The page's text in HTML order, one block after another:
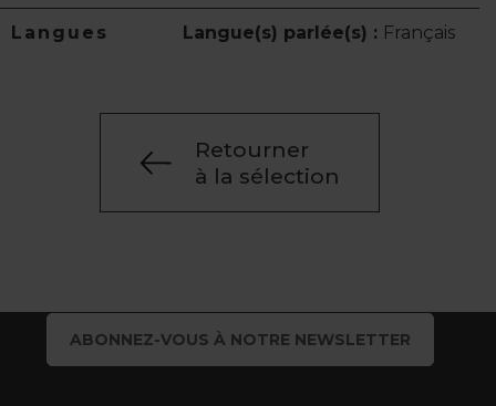
Langues Langue(s) parlée(s) : Français
Retourner
à la sélection
ABONNEZ-VOUS À NOTRE NEWSLETTER